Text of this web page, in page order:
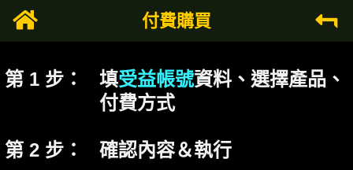
付費購買
第 1 步： 填受益帳號資料、選擇產品、
付費方式
第 2 步： 確認內容＆執行